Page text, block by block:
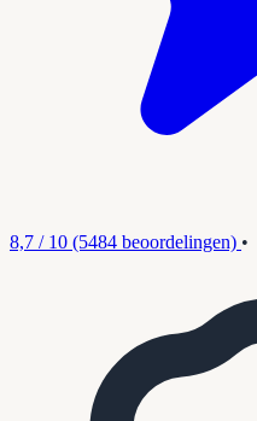
8,7 / 10 (5484 beoordelingen) •